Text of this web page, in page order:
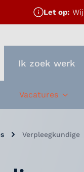
Let op:
Ik zoek werk
Vacatures
Verpleegkundige